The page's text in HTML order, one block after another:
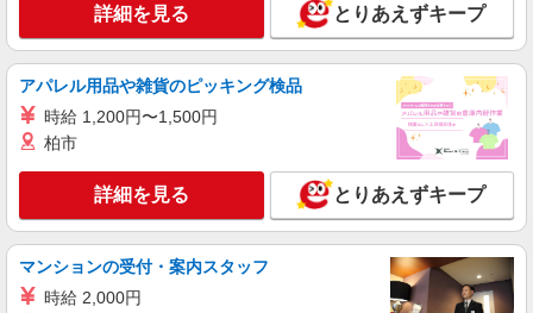
+゜・。○。・゜+゜
キープ 詳細を見る
株式会社シエロ
人気機種に詳しくなれる携帯販売
時給1400円〜1450円（経験・能力による） ※
残業代支給 ★交通費別途支給（規定あり） ゜
+゜・。○。・゜+゜・。○。・゜+゜ 入社祝い金10
万円支給(規定有) お友達を紹介頂くと, インセンテ
ィブ支給(規定有) ★月2回払い・週払い可能（規程
有）★ ゜・。○。・゜+゜・。○。・゜+゜
福岡県福岡市西区の家電量販店
キープ 詳細を見る
詳細を見る とりあえずキープ
アパレル用品や雑貨のピッキング検品
時給 1,200円〜1,500円
柏市
詳細を見る とりあえずキープ
マンションの受付・案内スタッフ
時給 2,000円